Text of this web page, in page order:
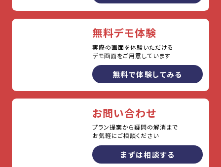
無料デモ体験
実際の画面を体験いただける
デモ画面をご用意しています
無料で体験してみる
お問い合わせ
プラン提案から疑問の解消まで
お気軽にご相談ください
まずは相談する